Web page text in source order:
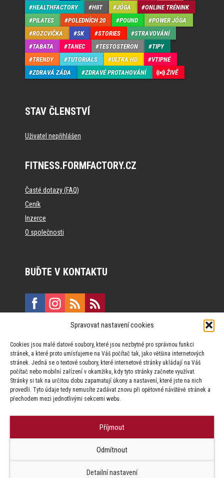
Spravovat nastavení cookies
Cookies jsou malé datové soubory, které jsou nezbytné pro správnou funkci
stránek, a které proto umísťujeme na Váš počítač tak, jako většina internetových
stránek. Jedná se o textové soubory, které internetové stránky ukládají na Váš
počítač nebo mobilní zařízení v okamžiku, kdy tyto stránky začnete využívat.
Stránky si tak na určitou dobu zapamatují úkony a nastavení, které jste na nich
provedli. Tyto údaje tedy nemusíte zadávat znovu při opětovné návštěvě stránek a
přechodem mezi jednotlivými sekcemi webu.
Příjmout
Odmítnout
Detailní nastavení
HEALTHFACTORY
HIIT JÓGA
ONLINE TRÉNINK
PILATES
POLEDNÍCH 20 POUND
POWER JÓGA
ROZCVIČKA
SK STORIES
STRAVOVÁNÍ
TABATA
TANEC TESTOSTERON
TIPY
TRENDY
TUTORIALS ULTRA HD
VTIPNÉ
ZDRAVÁ ZÁDA
ZDRAVÉ PROTAHOVÁNÍ ŽIVĚ
STAV ČLENSTVÍ
Uživatel nepřihlášen
FITNESS.FORMFACTORY.CZ
Časté dotazy (FAQ)
Ceník
Inzerce
O společnosti
BUĎTE V KONTAKTU
Vinohradská 190, 130 00 Praha 3
Za publikovaný obsah odpovídají jednotliví autoři.
Factory s.r.o. zapovězeno.